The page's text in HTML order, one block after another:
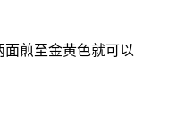
煎至金黄色就可以